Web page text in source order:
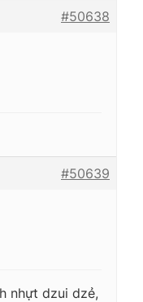
#50638
#50639
nhựt dzui dzẻ,